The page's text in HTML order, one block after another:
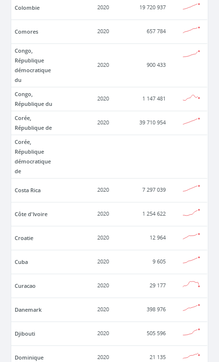
Colombie 2020 19 720 937
Comores 2020 657 784
Congo,
République
démocratique
du
2020 900 433
Congo,
République du
2020 1 147 481
Corée,
République de
2020 39 710 954
Corée,
République
démocratique
de
Costa Rica 2020 7 297 039
Côte d'Ivoire 2020 1 254 622
Croatie 2020 12 964
Cuba 2020 9 605
Curacao 2020 29 177
Danemark 2020 398 976
Djibouti 2020 505 596
Dominique 2020 21 135